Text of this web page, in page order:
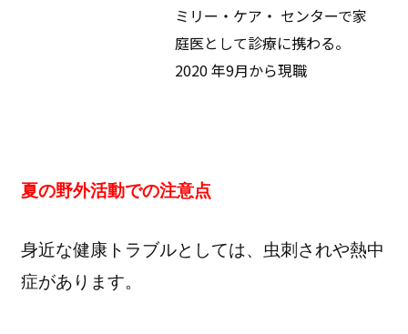
ミリー・ケア・ センターで家
庭医として診療に携わる。
2020 年9月から現職
夏の野外活動での注意点
身近な健康トラブルとしては、虫刺されや熱中
症があります。